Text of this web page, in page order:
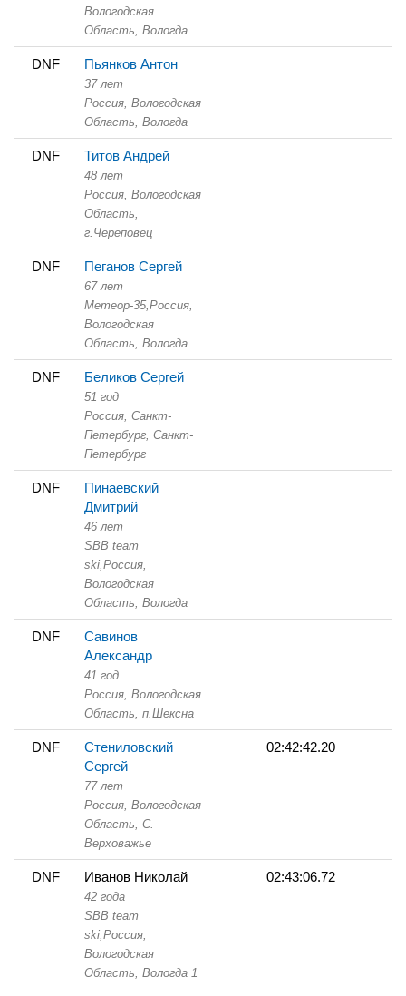
Вологодская
Область, Вологда
DNF Пьянков Антон
37 лет
Россия, Вологодская
Область, Вологда
DNF Титов Андрей
48 лет
Россия, Вологодская
Область,
г.Череповец
DNF Пеганов Сергей
67 лет
Метеор-35,Россия,
Вологодская
Область, Вологда
DNF Беликов Сергей
51 год
Россия, Санкт-
Петербург, Санкт-
Петербург
DNF
Пинаевский
Дмитрий
46 лет
SBB team
ski,Россия,
Вологодская
Область, Вологда
DNF
Савинов
Александр
41 год
Россия, Вологодская
Область, п.Шексна
DNF
Стениловский
Сергей
77 лет
Россия, Вологодская
Область, С.
Верховажье
02:42:42.20
DNF Иванов Николай
42 года
SBB team
ski,Россия,
Вологодская
Область, Вологда 1
02:43:06.72